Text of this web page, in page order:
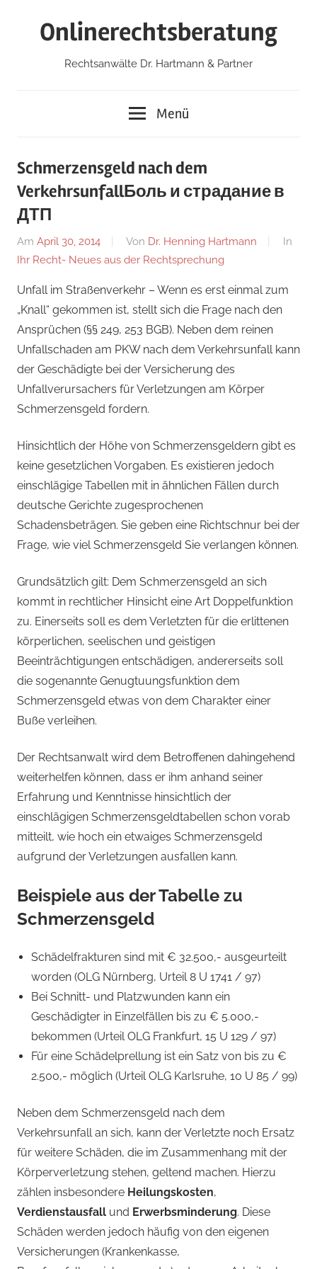
Onlinerechtsberatung
Rechtsanwälte Dr. Hartmann & Partner
Menü
Schmerzensgeld nach dem
VerkehrsunfallБоль и страдание в
ДТП
Am April 30, 2014 Von Dr. Henning Hartmann
In
Ihr Recht- Neues aus der Rechtsprechung
Unfall im Straßenverkehr – Wenn es erst einmal zum
„Knall“ gekommen ist, stellt sich die Frage nach den
Ansprüchen (§§ 249, 253 BGB). Neben dem reinen
Unfallschaden am PKW nach dem Verkehrsunfall kann
der Geschädigte bei der Versicherung des
Unfallverursachers für Verletzungen am Körper
Schmerzensgeld fordern.
Hinsichtlich der Höhe von Schmerzensgeldern gibt es
keine gesetzlichen Vorgaben. Es existieren jedoch
einschlägige Tabellen mit in ähnlichen Fällen durch
deutsche Gerichte zugesprochenen
Schadensbeträgen. Sie geben eine Richtschnur bei der
Frage, wie viel Schmerzensgeld Sie verlangen können.
Grundsätzlich gilt: Dem Schmerzensgeld an sich
kommt in rechtlicher Hinsicht eine Art Doppelfunktion
zu. Einerseits soll es dem Verletzten für die erlittenen
körperlichen, seelischen und geistigen
Beeinträchtigungen entschädigen, andererseits soll
die sogenannte Genugtuungsfunktion dem
Schmerzensgeld etwas von dem Charakter einer
Buße verleihen.
Der Rechtsanwalt wird dem Betroffenen dahingehend
weiterhelfen können, dass er ihm anhand seiner
Erfahrung und Kenntnisse hinsichtlich der
einschlägigen Schmerzensgeldtabellen schon vorab
mitteilt, wie hoch ein etwaiges Schmerzensgeld
aufgrund der Verletzungen ausfallen kann.
Beispiele aus der Tabelle zu
Schmerzensgeld
Schädelfrakturen sind mit € 32.500,- ausgeurteilt
worden (OLG Nürnberg, Urteil 8 U 1741 / 97)
Bei Schnitt- und Platzwunden kann ein
Geschädigter in Einzelfällen bis zu € 5.000,-
bekommen (Urteil OLG Frankfurt, 15 U 129 / 97)
Für eine Schädelprellung ist ein Satz von bis zu €
2.500,- möglich (Urteil OLG Karlsruhe, 10 U 85 / 99)
Neben dem Schmerzensgeld nach dem
Verkehrsunfall an sich, kann der Verletzte noch Ersatz
für weitere Schäden, die im Zusammenhang mit der
Körperverletzung stehen, geltend machen. Hierzu
zählen insbesondere Heilungskosten,
Verdienstausfall und Erwerbsminderung. Diese
Schäden werden jedoch häufig von den eigenen
Versicherungen (Krankenkasse,